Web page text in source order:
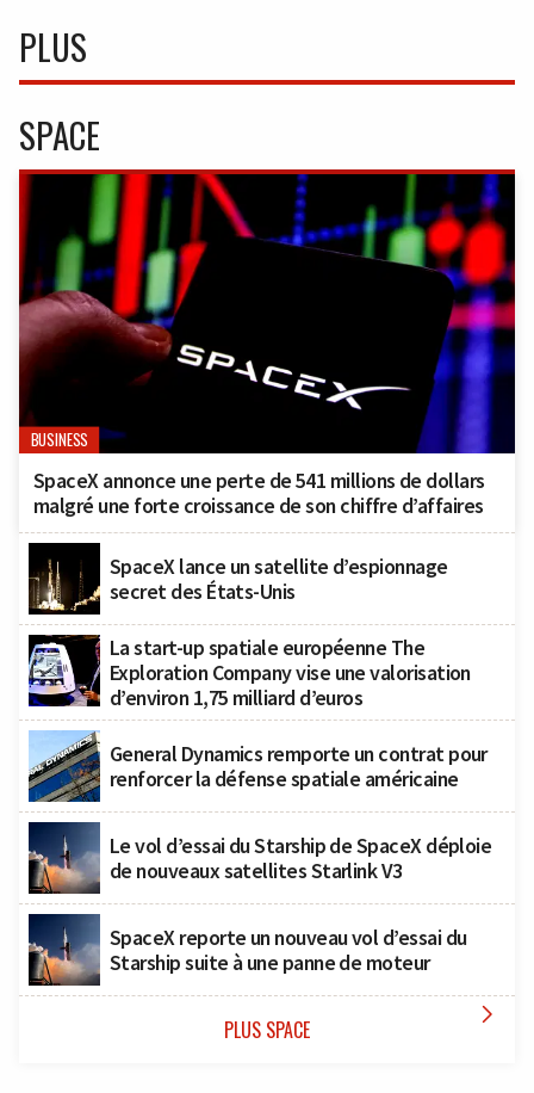
PLUS
SPACE
BUSINESS
SpaceX annonce une perte de 541 millions de dollars
malgré une forte croissance de son chiffre d’affaires
SpaceX lance un satellite d’espionnage
secret des États-Unis
La start-up spatiale européenne The
Exploration Company vise une valorisation
d’environ 1,75 milliard d’euros
General Dynamics remporte un contrat pour
renforcer la défense spatiale américaine
Le vol d’essai du Starship de SpaceX déploie
de nouveaux satellites Starlink V3
SpaceX reporte un nouveau vol d’essai du
Starship suite à une panne de moteur
PLUS SPACE 